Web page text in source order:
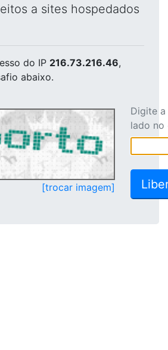
a sites hospedados
do IP 216.73.216.46,
abaixo.
[trocar imagem]
Digite
lado no